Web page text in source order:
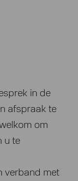
in de
afspraak te
om
u te
verband met